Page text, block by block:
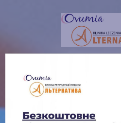
Jesteśmy kliniką o
najlepsze tradycje medyczne
najnowocześniejszymi